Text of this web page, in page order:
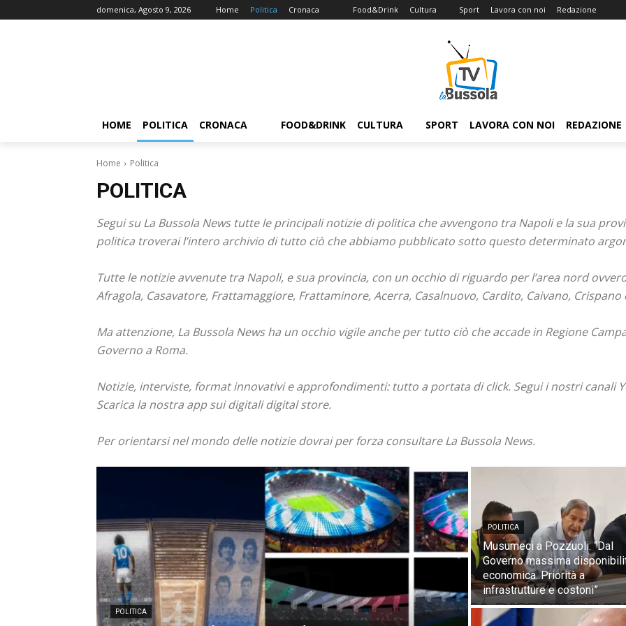
domenica, Agosto 9, 2026 Home Politica Cronaca Food&Drink Cultura Sport Lavora con noi Redazione
HOME POLITICA CRONACA FOOD&DRINK CULTURA SPORT LAVORA CON NOI REDAZIONE
Home Politica
POLITICA
Segui su La Bussola News tutte le principali notizie di politica che avvengono tra Napoli e la sua
politica troverai l’intero archivio di tutto ciò che abbiamo pubblicato sotto questo determinato
Tutte le notizie avvenute tra Napoli, e sua provincia, con un occhio di riguardo per l’area nord
Afragola, Casavatore, Frattamaggiore, Frattaminore, Acerra, Casalnuovo, Cardito, Caivano, Crispano
Ma attenzione, La Bussola News ha un occhio vigile anche per tutto ciò che accade in Regione
Governo a Roma.
Notizie, interviste, format innovativi e approfondimenti: tutto a portata di click. Segui i nostri canali
Scarica la nostra app sui digitali digital store.
Per orientarsi nel mondo delle notizie dovrai per forza consultare La Bussola News.
POLITICA
POLITICA
Musumeci a Pozzuoli: “Dal
Governo massima
economica. Priorità a
infrastrutture e costoni”